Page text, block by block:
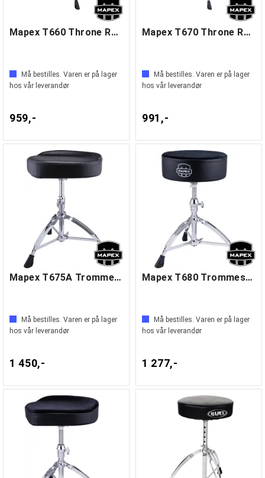
Mapex T660 Throne Round Seat
Må bestilles. Varen er på lager
hos vår leverandør
959,-
Mapex T670 Throne Round Seat
Må bestilles. Varen er på lager
hos vår leverandør
991,-
Mapex T675A Trommestol
Må bestilles. Varen er på lager
hos vår leverandør
1 450,-
Mapex T680 Trommestol
Må bestilles. Varen er på lager
hos vår leverandør
1 277,-